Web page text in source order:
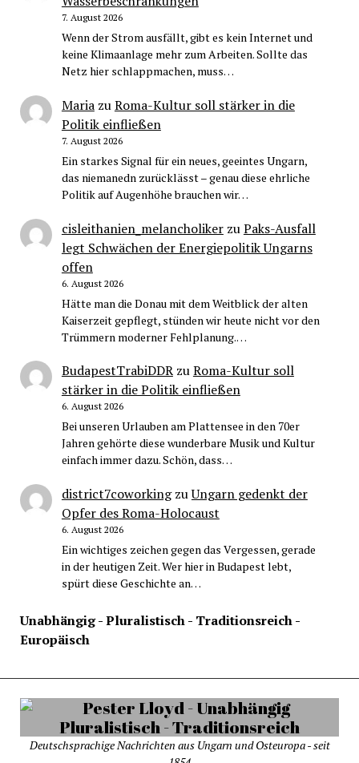
7. August 2026
Wenn der Strom ausfällt, gibt es kein Internet und
keine Klimaanlage mehr zum Arbeiten. Sollte das
Netz hier schlappmachen, muss…
MariazuRoma-Kultur soll stärker in die
Politik einfließen
7. August 2026
Ein starkes Signal für ein neues, geeintes Ungarn,
das niemanedn zurücklässt – genau diese ehrliche
Politik auf Augenhöhe brauchen wir…
cisleithanien_melancholikerzuPaks-Ausfall
legt Schwächen der Energiepolitik Ungarns
offen
6. August 2026
Hätte man die Donau mit dem Weitblick der alten
Kaiserzeit gepflegt, stünden wir heute nicht vor den
Trümmern moderner Fehlplanung.…
BudapestTrabiDDRzuRoma-Kultur soll
stärker in die Politik einfließen
6. August 2026
Bei unseren Urlauben am Plattensee in den 70er
Jahren gehörte diese wunderbare Musik und Kultur
einfach immer dazu. Schön, dass…
district7coworkingzuUngarn gedenkt der
Opfer des Roma-Holocaust
6. August 2026
Ein wichtiges zeichen gegen das Vergessen, gerade
in der heutigen Zeit. Wer hier in Budapest lebt,
spürt diese Geschichte an…
Unabhängig - Pluralistisch - Traditionsreich -
Europäisch
Deutschsprachige Nachrichten aus Ungarn und Osteuropa - seit